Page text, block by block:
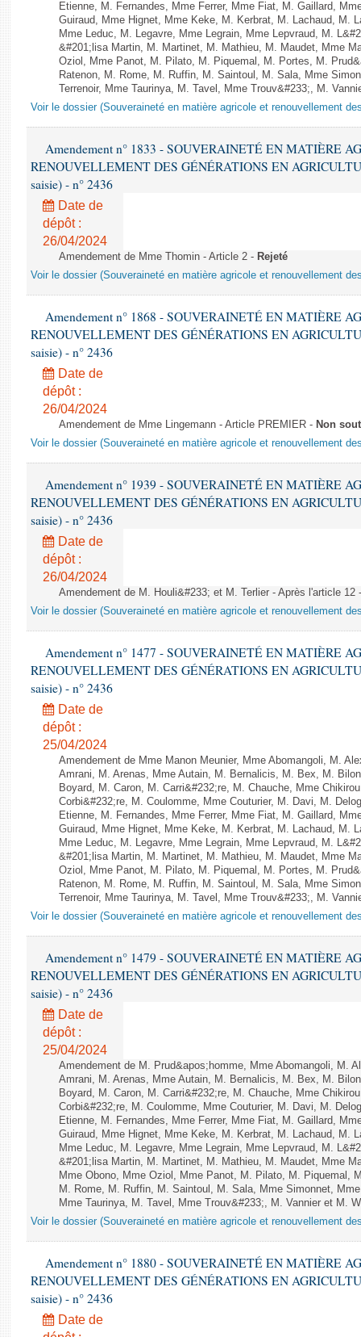
Etienne, M. Fernandes, Mme Ferrer, Mme Fiat, M. Gaillard,
Guiraud, Mme Hignet, Mme Keke, M. Kerbrat, M. Lachaud, M.
Mme Leduc, M. Legavre, Mme Legrain, Mme Lepvraud, M.
&#201;lisa Martin, M. Martinet, M. Mathieu, M. Maudet, Mme
Oziol, Mme Panot, M. Pilato, M. Piquemal, M. Portes, M.
Ratenon, M. Rome, M. Ruffin, M. Saintoul, M. Sala, Mme
Terrenoir, Mme Taurinya, M. Tavel, Mme Trouv&#233;, M.
Voir le dossier (Souveraineté en matière agricole et renouvellement
Amendement n° 1833 - SOUVERAINETÉ EN MATIÈRE
RENOUVELLEMENT DES GÉNÉRATIONS EN
saisie) - n° 2436
Date de
dépôt :
26/04/2024
Amendement de Mme Thomin - Article 2 - Rejeté
Voir le dossier (Souveraineté en matière agricole et renouvellement
Amendement n° 1868 - SOUVERAINETÉ EN MATIÈRE
RENOUVELLEMENT DES GÉNÉRATIONS EN
saisie) - n° 2436
Date de
dépôt :
26/04/2024
Amendement de Mme Lingemann - Article PREMIER - Non
Voir le dossier (Souveraineté en matière agricole et renouvellement
Amendement n° 1939 - SOUVERAINETÉ EN MATIÈRE
RENOUVELLEMENT DES GÉNÉRATIONS EN
saisie) - n° 2436
Date de
dépôt :
26/04/2024
Amendement de M. Houli&#233; et M. Terlier - Après l'article 12
Voir le dossier (Souveraineté en matière agricole et renouvellement
Amendement n° 1477 - SOUVERAINETÉ EN MATIÈRE
RENOUVELLEMENT DES GÉNÉRATIONS EN
saisie) - n° 2436
Date de
dépôt :
25/04/2024
Amendement de Mme Manon Meunier, Mme Abomangoli, M.
Amrani, M. Arenas, Mme Autain, M. Bernalicis, M. Bex, M.
Boyard, M. Caron, M. Carri&#232;re, M. Chauche, Mme
Corbi&#232;re, M. Coulomme, Mme Couturier, M. Davi, M.
Etienne, M. Fernandes, Mme Ferrer, Mme Fiat, M. Gaillard,
Guiraud, Mme Hignet, Mme Keke, M. Kerbrat, M. Lachaud, M.
Mme Leduc, M. Legavre, Mme Legrain, Mme Lepvraud, M.
&#201;lisa Martin, M. Martinet, M. Mathieu, M. Maudet, Mme
Oziol, Mme Panot, M. Pilato, M. Piquemal, M. Portes, M.
Ratenon, M. Rome, M. Ruffin, M. Saintoul, M. Sala, Mme
Terrenoir, Mme Taurinya, M. Tavel, Mme Trouv&#233;, M.
Voir le dossier (Souveraineté en matière agricole et renouvellement
Amendement n° 1479 - SOUVERAINETÉ EN MATIÈRE
RENOUVELLEMENT DES GÉNÉRATIONS EN
saisie) - n° 2436
Date de
dépôt :
25/04/2024
Amendement de M. Prud&apos;homme, Mme Abomangoli, M.
Amrani, M. Arenas, Mme Autain, M. Bernalicis, M. Bex, M.
Boyard, M. Caron, M. Carri&#232;re, M. Chauche, Mme
Corbi&#232;re, M. Coulomme, Mme Couturier, M. Davi, M.
Etienne, M. Fernandes, Mme Ferrer, Mme Fiat, M. Gaillard,
Guiraud, Mme Hignet, Mme Keke, M. Kerbrat, M. Lachaud, M.
Mme Leduc, M. Legavre, Mme Legrain, Mme Lepvraud, M.
&#201;lisa Martin, M. Martinet, M. Mathieu, M. Maudet, Mme
Mme Obono, Mme Oziol, Mme Panot, M. Pilato, M. Piquemal,
M. Rome, M. Ruffin, M. Saintoul, M. Sala, Mme Simonnet,
Mme Taurinya, M. Tavel, Mme Trouv&#233;, M. Vannier et M.
Voir le dossier (Souveraineté en matière agricole et renouvellement
Amendement n° 1880 - SOUVERAINETÉ EN MATIÈRE
RENOUVELLEMENT DES GÉNÉRATIONS EN
saisie) - n° 2436
Date de